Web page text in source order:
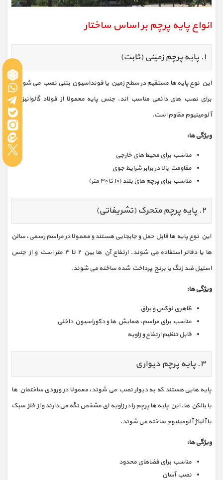
انواع پایه پرچم بر اساس ساختار
۱. پایه پرچم زمینی (ثابت)
این نوع پایه‌ ها مستقیم در سطح زمین یا فونداسیون بتنی نصب می‌ شوند و
برای نصب‌ های دائمی مناسب‌ اند. جنس پایه معمولا از فولاد گالوانیزه یا
آلومینیوم مقاوم است.
ویژگی‌ ها:
مناسب برای محیط‌ های خارجی
مقاومت بالا در برابر شرایط جوی
مناسب برای پرچم‌ های بلند (۱۰ تا ۳۰ متر)
۲. پایه پرچم متحرک (تشریفاتی)
این نوع پایه‌ ها قابل حمل و جابجایی هستند و معمولا در مراسم رسمی، سالن‌
ها یا دفاتر استفاده می‌ شوند. ارتفاع آن‌ ها بین ۲ تا ۳ متر است و از جنس
استیل ضد زنگ یا برنج پرداخت‌ شده ساخته می‌ شوند.
ویژگی‌ ها:
ظاهری لوکس و براق
مناسب برای مراسم، همایش‌ ها و دکوراسیون داخلی
قابل تنظیم ارتفاع و زاویه
۳. پایه پرچم دیواری
پایه‌ هایی هستند که به دیوار نصب می‌ شوند، معمولا در ورودی ساختمان‌ ها
یا بالکن‌ ها. این پایه‌ ها پرچم را در زاویه‌ ای مشخص نگه می‌ دارند و از فلز سبک
یا آلیاژ آلومینیوم ساخته می‌ شوند.
ویژگی‌ ها:
مناسب برای فضاهای محدود
نصب آسان